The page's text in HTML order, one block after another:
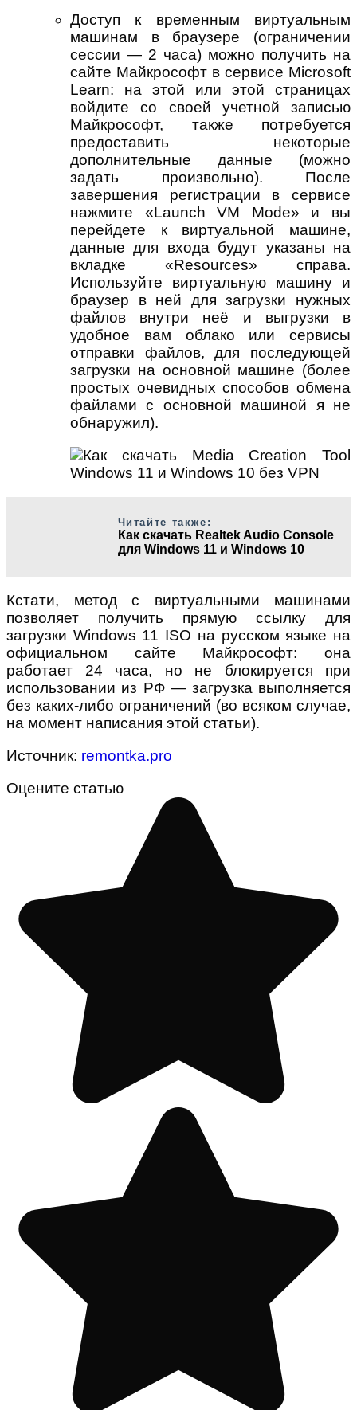
Доступ к временным виртуальным
машинам в браузере (ограничении
сессии — 2 часа) можно получить на
сайте Майкрософт в сервисе Microsoft
Learn: на этой или этой страницах
войдите со своей учетной записью
Майкрософт, также потребуется
предоставить некоторые
дополнительные данные (можно
задать произвольно). После
завершения регистрации в сервисе
нажмите «Launch VM Mode» и вы
перейдете к виртуальной машине,
данные для входа будут указаны на
вкладке «Resources» справа.
Используйте виртуальную машину и
браузер в ней для загрузки нужных
файлов внутри неё и выгрузки в
удобное вам облако или сервисы
отправки файлов, для последующей
загрузки на основной машине (более
простых очевидных способов обмена
файлами с основной машиной я не
обнаружил).
Читайте также:
Как скачать Realtek Audio Console
для Windows 11 и Windows 10
Кстати, метод с виртуальными машинами
позволяет получить прямую ссылку для
загрузки Windows 11 ISO на русском языке на
официальном сайте Майкрософт: она
работает 24 часа, но не блокируется при
использовании из РФ — загрузка выполняется
без каких-либо ограничений (во всяком случае,
на момент написания этой статьи).
Источник: remontka.pro
Оцените статью